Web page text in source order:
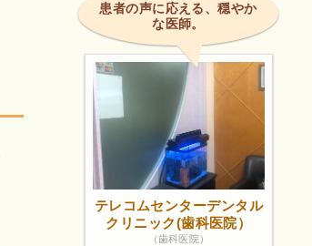
患者の声に応える、穏やか
な医師。
テレコムセンターデンタル
クリニック(歯科医院）
（歯科医院）